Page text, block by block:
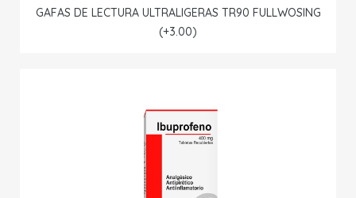
GAFAS DE LECTURA ULTRALIGERAS TR90 FULLWOSING
(+3.00)